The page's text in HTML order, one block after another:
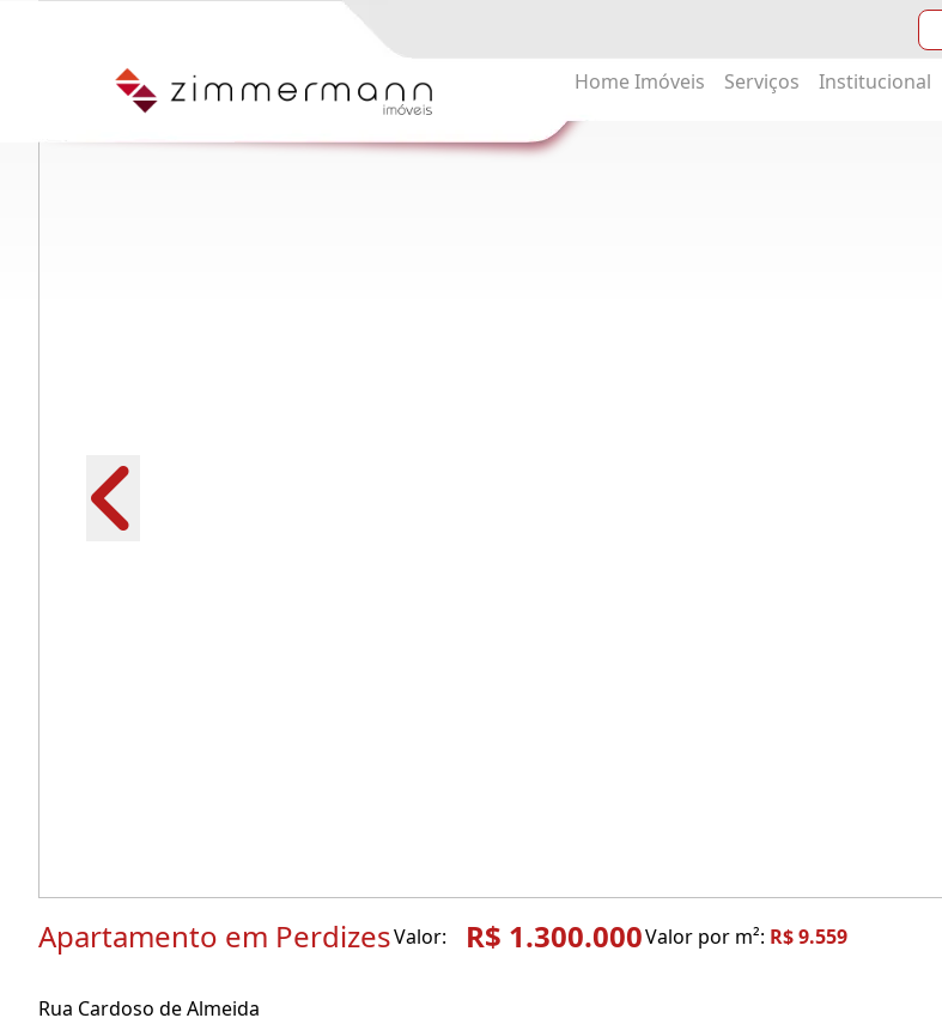
Home Imóveis Serviços Institucional
Apartamento em PerdizesValor: R$ 1.300.000Valor por m²: R$ 9.559
Rua Cardoso de Almeida